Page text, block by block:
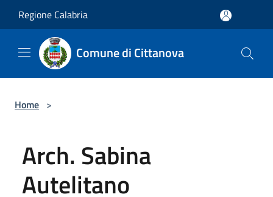
Regione Calabria
Comune di Cittanova
Home >
Arch. Sabina
Autelitano